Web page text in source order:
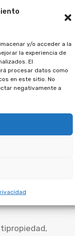
y/o acceder a la
la experiencia de
El
procesar datos como
en este sitio. No
negativamente a
en
En muchos
el
este
medidas